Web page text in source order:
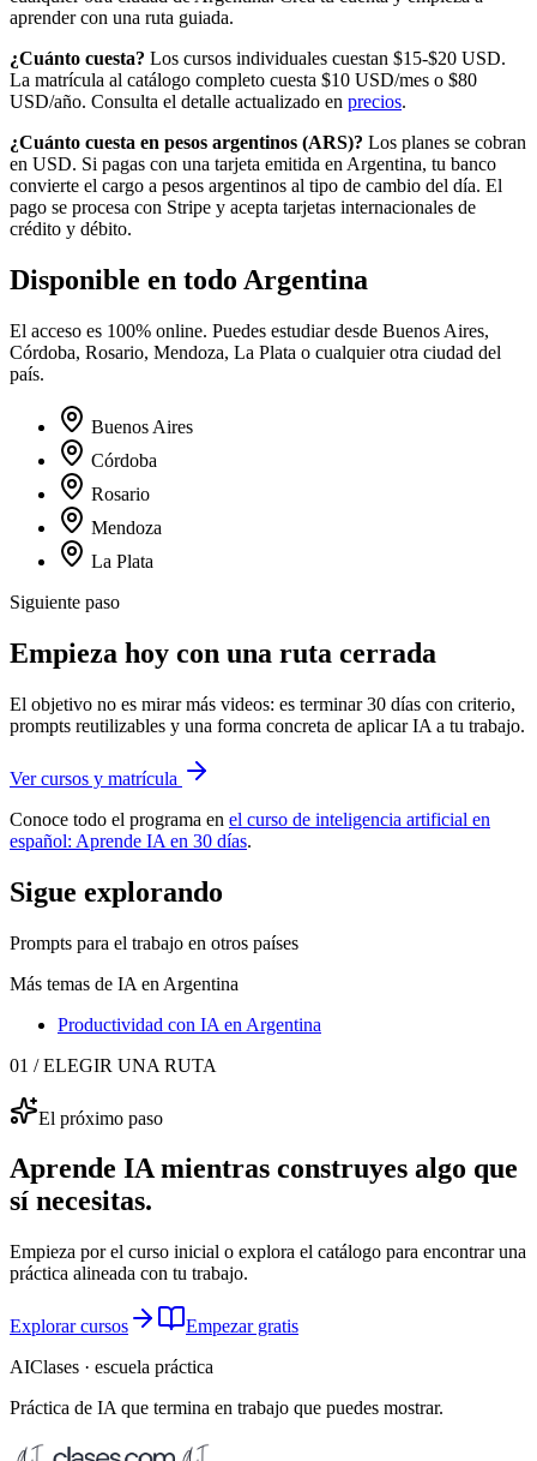
aprender con una ruta guiada.
¿Cuánto cuesta? Los cursos individuales cuestan $15-$20 USD.
La matrícula al catálogo completo cuesta $10 USD/mes o $80
USD/año. Consulta el detalle actualizado en precios.
¿Cuánto cuesta en pesos argentinos (ARS)? Los planes se cobran
en USD. Si pagas con una tarjeta emitida en Argentina, tu banco
convierte el cargo a pesos argentinos al tipo de cambio del día. El
pago se procesa con Stripe y acepta tarjetas internacionales de
crédito y débito.
Disponible en todo Argentina
El acceso es 100% online. Puedes estudiar desde Buenos Aires,
Córdoba, Rosario, Mendoza, La Plata o cualquier otra ciudad del
país.
Buenos Aires
Córdoba
Rosario
Mendoza
La Plata
Siguiente paso
Empieza hoy con una ruta cerrada
El objetivo no es mirar más videos: es terminar 30 días con criterio,
prompts reutilizables y una forma concreta de aplicar IA a tu trabajo.
Ver cursos y matrícula
Conoce todo el programa en el curso de inteligencia artificial en
español: Aprende IA en 30 días.
Sigue explorando
Prompts para el trabajo en otros países
Más temas de IA en Argentina
Productividad con IA en Argentina
01 / ELEGIR UNA RUTA
El próximo paso
Aprende IA mientras construyes algo que
sí necesitas.
Empieza por el curso inicial o explora el catálogo para encontrar una
práctica alineada con tu trabajo.
Explorar cursos
Empezar gratis
AIClases · escuela práctica
Práctica de IA que termina en trabajo que puedes mostrar.